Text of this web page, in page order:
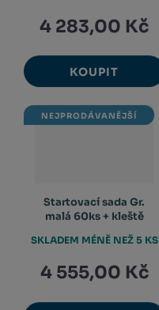
4 283,00 Kč
KOUPIT
NEJPRODÁVANĚJŠÍ
Startovací sada Gr.
malá 60ks + kleště
4 555,00 Kč
SKLADEM MÉNĚ NEŽ 5 KS